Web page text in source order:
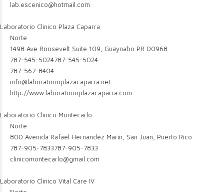
lab.escenico@hotmail.com
Laboratorio Clinico Plaza Caparra
Norte
1498 Ave Roosevelt Suite 109, Guaynabo PR 00968
787-545-5024787-545-5024
787-567-8404
info@laboratorioplazacaparra.net
http://www.laboratorioplazacaparra.com
Laboratorio Clinico Montecarlo
Norte
800 Avenida Rafael Hernández Marín, San Juan, Puerto Rico
787-905-7833787-905-7833
clinicomontecarlo@gmail.com
Laboratorio Clinico Vital Care IV